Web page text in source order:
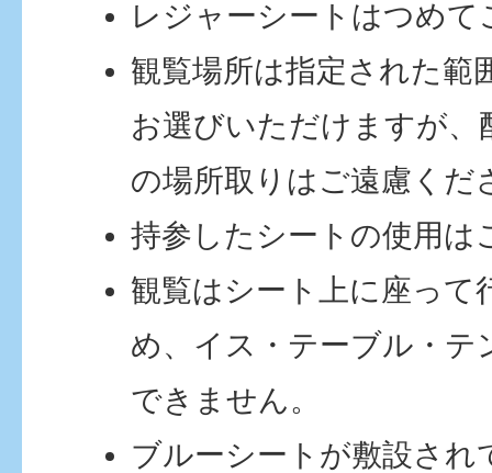
レジャーシートはつめて
観覧場所は指定された範
お選びいただけますが、
の場所取りはご遠慮くだ
持参したシートの使用は
観覧はシート上に座って
め、イス・テーブル・テ
できません。
ブルーシートが敷設され